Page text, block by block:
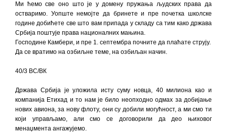
Ми ћемо све оно што је у домену пружања људских права да
остваримо. Уопште немојте да бринете и пре почетка школске
године добићете све што вам припада у складу са тим како држава
Србија поштује права националних мањина.
Господине Камбери, и пре 1. септембра почните да плаћате струју.
Да се вратимо на озбиљне теме, на озбиљан начин.
40/3 ВС/ВК
Држава Србија је уложила исту суму новца, 40 милиона као и
компанија Етихад и то нам је било неопходно одмах за добијање
нових авиона, за нову флоту, они су добили могућност, а ми смо ти
који управљамо, али смо се договорили да део њиховог
менаџмента ангажујемо.